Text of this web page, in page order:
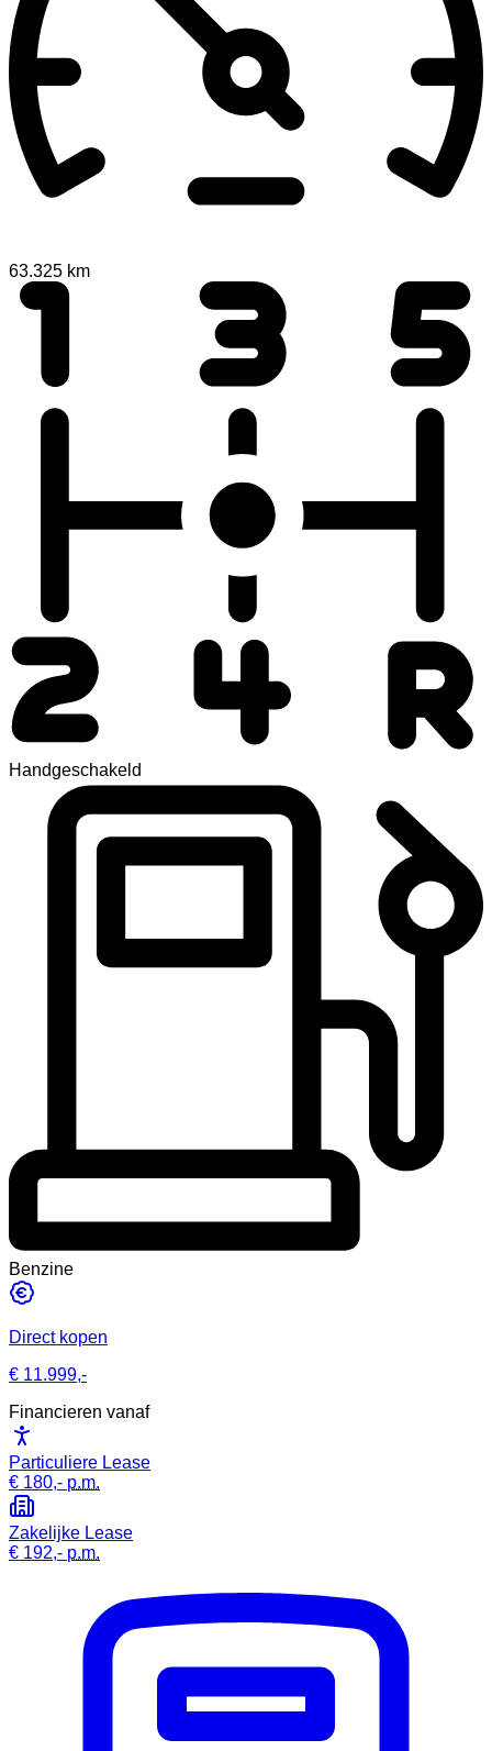
63.325 km
Handgeschakeld
Benzine
Direct kopen
€ 11.999,-
Financieren vanaf
Particuliere Lease
€ 180,- p.m.
Zakelijke Lease
€ 192,- p.m.